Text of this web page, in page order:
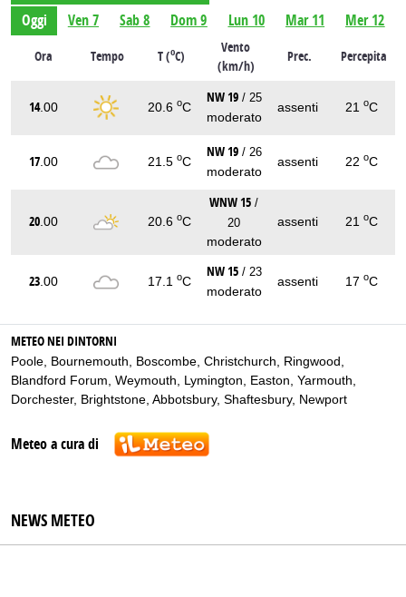
Oggi
Ven 7 Sab 8 Dom 9 Lun 10 Mar 11 Mer 12
Ora Tempo T (oC)
Vento
(km/h)
Prec. Percepita
14.00 20.6 oC
NW 19 / 25
moderato
assenti 21 oC
17 .00 21.5 oC
NW 19 / 26
moderato
assenti 22 oC
20 .00 20.6 oC
WNW 15 /
20
moderato
assenti 21 oC
23 .00 17.1 oC
NW 15 / 23
moderato
assenti 17 oC
METEO NEI DINTORNI
Poole Bournemouth Boscombe Christchurch Ringwood
Blandford Forum Weymouth Lymington Easton Yarmouth
Dorchester, Brightstone Abbotsbury, Shaftesbury, Newport
Meteo a cura di
NEWS METEO